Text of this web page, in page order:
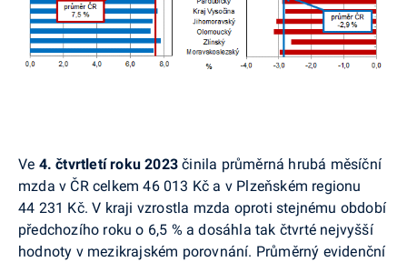
Ve 4. čtvrtletí roku 2023 činila průměrná hrubá měsíční
mzda v ČR celkem 46 013 Kč a v Plzeňském regionu
44 231 Kč. V kraji vzrostla mzda oproti stejnému období
předchozího roku o 6,5 % a dosáhla tak čtvrté nejvyšší
hodnoty v mezikrajském porovnání. Průměrný evidenční